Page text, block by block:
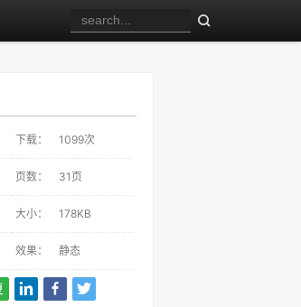
下载： 1099次
页数： 31页
大小： 178KB
效果： 静态